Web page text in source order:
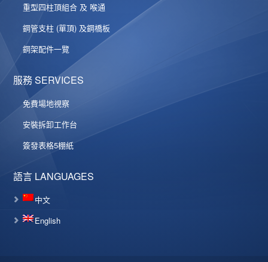
重型四柱頂組合 及 喉通
鋼管支柱 (單頂) 及鋼橋板
鋼架配件一覽
服務 SERVICES
免費場地視察
安裝拆卸工作台
簽發表格5棚紙
語言 LANGUAGES
中文
English